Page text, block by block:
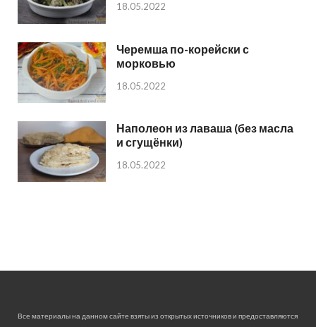
18.05.2022
Черемша по-корейски с
морковью
18.05.2022
Наполеон из лаваша (без масла
и сгущёнки)
18.05.2022
Все материалы на данном сайте взяты из открытых источников и предоставляются